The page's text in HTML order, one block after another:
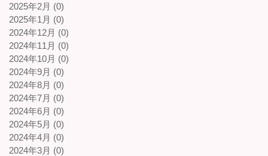
2025年2月 (0)
2025年1月 (0)
2024年12月 (0)
2024年11月 (0)
2024年10月 (0)
2024年9月 (0)
2024年8月 (0)
2024年7月 (0)
2024年6月 (0)
2024年5月 (0)
2024年4月 (0)
2024年3月 (0)